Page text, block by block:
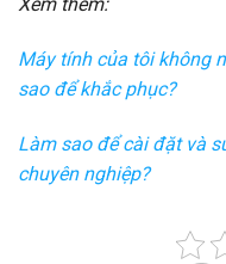
Máy tính của tôi không
sao để khắc phục?
Làm sao để cài đặt và
chuyên nghiệp?